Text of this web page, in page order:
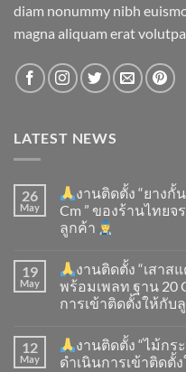
diam nonummy nibh
magna aliquam erat
LATEST NEWS
26
May
งานติดตั้ง “ยาง
Cm ” ของร้านไทย
ลูกค้า
19
May
งานติดตั้ง “เสาส
พร้อมเพลท ฐาน 20
การเข้าติดตั้ง​ให้กับ
12
May
งานติดตั้ง “ไม้กร
ดำเนินการเข้าติดตั้